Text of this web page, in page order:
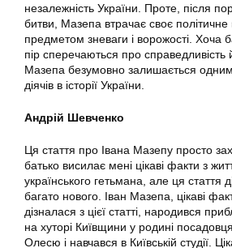
незалежність України. Проте, після
битви, Мазепа втрачає своє політичне
предметом зневаги і ворожості. Хоча
пір сперечаються про справедливість
Мазепа безумовно залишається
діячів в історії України.
Андрій Шевченко
Ця стаття про Івана Мазепу просто
батько висилає мені цікаві факти з
українського гетьмана, але ця стаття
багато нового. Іван Мазепа, цікаві
дізналася з цієї статті, народився
на хуторі Київщини у родині
Олесю і навчався в Київській студії.